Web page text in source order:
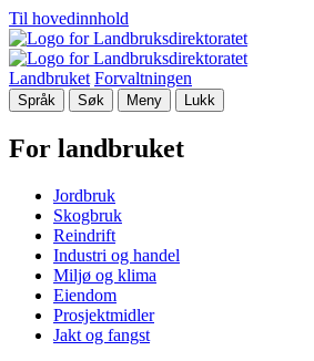
Til hovedinnhold
Landbruket Forvaltningen
Språk Søk Meny Lukk
For landbruket
Jordbruk
Skogbruk
Reindrift
Industri og handel
Miljø og klima
Eiendom
Prosjektmidler
Jakt og fangst